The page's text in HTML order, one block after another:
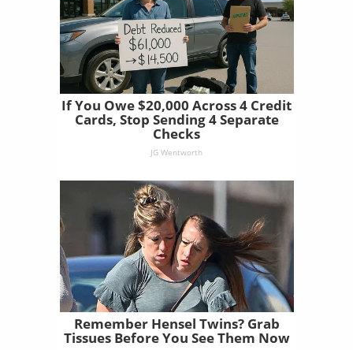
If You Owe $20,000 Across 4 Credit
Cards, Stop Sending 4 Separate
Checks
JG Wentworth
Remember Hensel Twins? Grab
Tissues Before You See Them Now